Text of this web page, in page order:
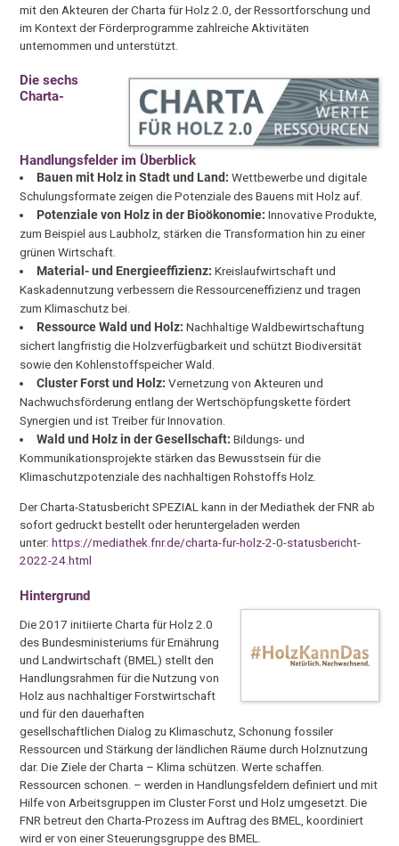
mit den Akteuren der Charta für Holz 2.0, der Ressortforschung und
im Kontext der Förderprogramme zahlreiche Aktivitäten
unternommen und unterstützt.
Die sechs
Charta-
Handlungsfelder im Überblick
Bauen mit Holz in Stadt und Land: Wettbewerbe und digitale
Schulungsformate zeigen die Potenziale des Bauens mit Holz auf.
Potenziale von Holz in der Bioökonomie: Innovative Produkte,
zum Beispiel aus Laubholz, stärken die Transformation hin zu einer
grünen Wirtschaft.
Material- und Energieeffizienz: Kreislaufwirtschaft und
Kaskadennutzung verbessern die Ressourceneffizienz und tragen
zum Klimaschutz bei.
Ressource Wald und Holz: Nachhaltige Waldbewirtschaftung
sichert langfristig die Holzverfügbarkeit und schützt Biodiversität
sowie den Kohlenstoffspeicher Wald.
Cluster Forst und Holz: Vernetzung von Akteuren und
Nachwuchsförderung entlang der Wertschöpfungskette fördert
Synergien und ist Treiber für Innovation.
Wald und Holz in der Gesellschaft: Bildungs- und
Kommunikationsprojekte stärken das Bewusstsein für die
Klimaschutzpotenziale des nachhaltigen Rohstoffs Holz.
Der Charta-Statusbericht SPEZIAL kann in der Mediathek der FNR ab
sofort gedruckt bestellt oder heruntergeladen werden
unter:https://mediathek.fnr.de/charta-fur-holz-2-0-statusbericht-
2022-24.html
Hintergrund
Die 2017 initiierte Charta für Holz 2.0
des Bundesministeriums für Ernährung
und Landwirtschaft (BMEL) stellt den
Handlungsrahmen für die Nutzung von
Holz aus nachhaltiger Forstwirtschaft
und für den dauerhaften
gesellschaftlichen Dialog zu Klimaschutz, Schonung fossiler
Ressourcen und Stärkung der ländlichen Räume durch Holznutzung
dar. Die Ziele der Charta – Klima schützen. Werte schaffen.
Ressourcen schonen. – werden in Handlungsfeldern definiert und mit
Hilfe von Arbeitsgruppen im Cluster Forst und Holz umgesetzt. Die
FNR betreut den Charta-Prozess im Auftrag des BMEL, koordiniert
wird er von einer Steuerungsgruppe des BMEL.